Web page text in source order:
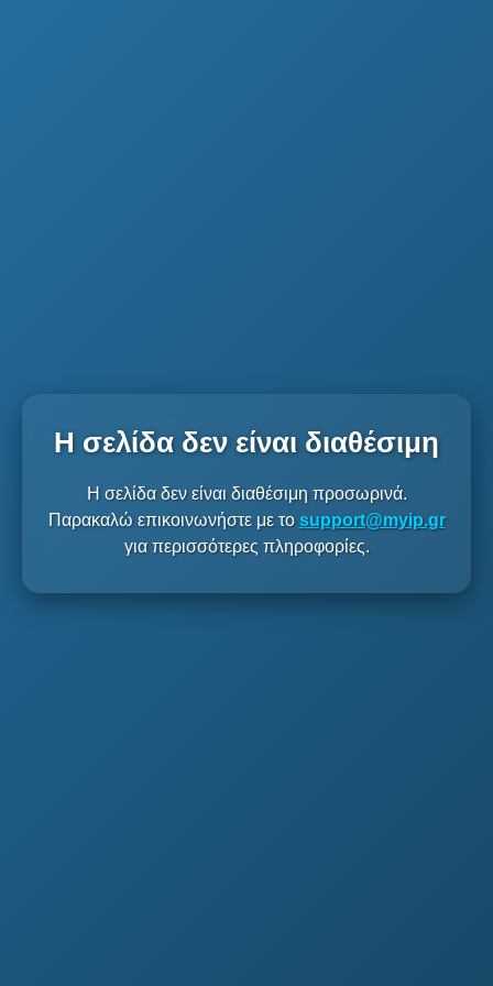
Η σελίδα δεν είναι διαθέσιμη
Η σελίδα δεν είναι διαθέσιμη προσωρινά.
Παρακαλώ επικοινωνήστε με το support@myip.gr
για περισσότερες πληροφορίες.